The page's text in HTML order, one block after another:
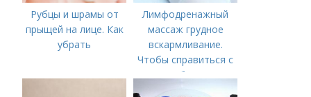
Рубцы и шрамы от
прыщей на лице. Как
убрать
Лимфодренажный
массаж грудное
вскармливание.
Чтобы справиться с
нагрубанием,
необходимо